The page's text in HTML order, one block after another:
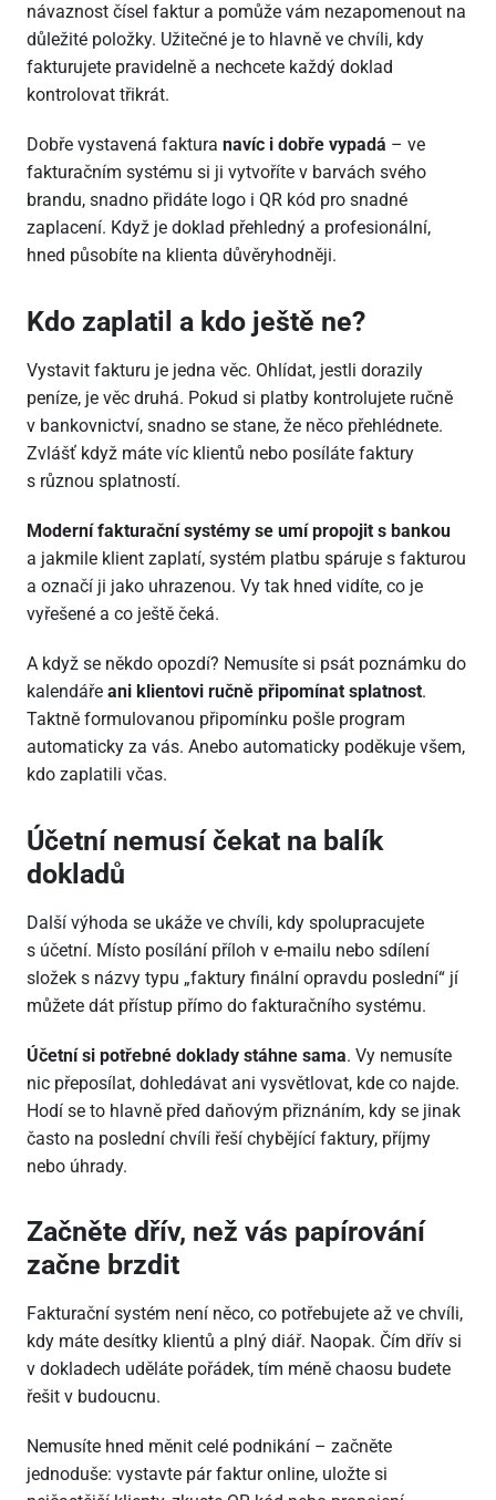
návaznost čísel faktur a pomůže vám nezapomenout na
důležité položky. Užitečné je to hlavně ve chvíli, kdy
fakturujete pravidelně a nechcete každý doklad
kontrolovat třikrát.
Dobře vystavená faktura navíc i dobře vypadá – ve
fakturačním systému si ji vytvoříte v barvách svého
brandu, snadno přidáte logo i QR kód pro snadné
zaplacení. Když je doklad přehledný a profesionální,
hned působíte na klienta důvěryhodněji.
Kdo zaplatil a kdo ještě ne?
Vystavit fakturu je jedna věc. Ohlídat, jestli dorazily
peníze, je věc druhá. Pokud si platby kontrolujete ručně
v bankovnictví, snadno se stane, že něco přehlédnete.
Zvlášť když máte víc klientů nebo posíláte faktury
s různou splatností.
Moderní fakturační systémy se umí propojit s bankou
a jakmile klient zaplatí, systém platbu spáruje s fakturou
a označí ji jako uhrazenou. Vy tak hned vidíte, co je
vyřešené a co ještě čeká.
A když se někdo opozdí? Nemusíte si psát poznámku do
kalendáře ani klientovi ručně připomínat splatnost.
Taktně formulovanou připomínku pošle program
automaticky za vás. Anebo automaticky poděkuje všem,
kdo zaplatili včas.
Účetní nemusí čekat na balík
dokladů
Další výhoda se ukáže ve chvíli, kdy spolupracujete
s účetní. Místo posílání příloh v e-mailu nebo sdílení
složek s názvy typu „faktury finální opravdu poslední“ jí
můžete dát přístup přímo do fakturačního systému.
Účetní si potřebné doklady stáhne sama. Vy nemusíte
nic přeposílat, dohledávat ani vysvětlovat, kde co najde.
Hodí se to hlavně před daňovým přiznáním, kdy se jinak
často na poslední chvíli řeší chybějící faktury, příjmy
nebo úhrady.
Začněte dřív, než vás papírování
začne brzdit
Fakturační systém není něco, co potřebujete až ve chvíli,
kdy máte desítky klientů a plný diář. Naopak. Čím dřív si
v dokladech uděláte pořádek, tím méně chaosu budete
řešit v budoucnu.
Nemusíte hned měnit celé podnikání – začněte
jednoduše: vystavte pár faktur online, uložte si